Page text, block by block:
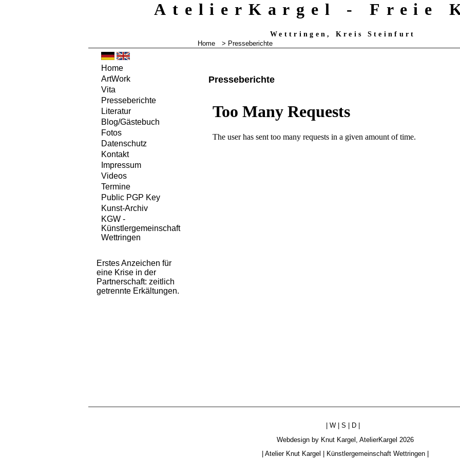
AtelierKargel - Freie
Wettringen, Kreis Steinfurt
Home > Presseberichte
Presseberichte
Home
ArtWork
Vita
Presseberichte
Literatur
Blog/Gästebuch
Fotos
Datenschutz
Kontakt
Impressum
Videos
Termine
Public PGP Key
Kunst-Archiv
KGW -
Künstlergemeinschaft
Wettringen
Erstes Anzeichen für
eine Krise in der
Partnerschaft: zeitlich
getrennte Erkältungen.
W S D
Webdesign by Knut Kargel AtelierKargel 2026
Atelier Knut Kargel Künstlergemeinschaft Wettringen|